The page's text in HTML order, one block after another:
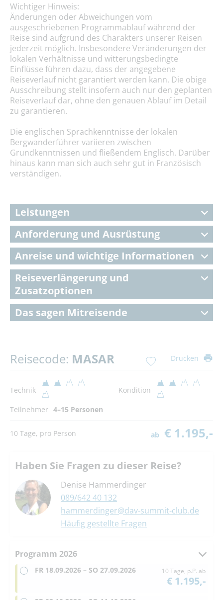
Wichtiger Hinweis:
Änderungen oder Abweichungen vom
ausgeschriebenen Programmablauf während der
Reise sind aufgrund des Charakters unserer Reisen
jederzeit möglich. Insbesondere Veränderungen der
lokalen Verhältnisse und witterungsbedingte
Einflüsse führen dazu, dass der angegebene
Reiseverlauf nicht garantiert werden kann. Die obige
Ausschreibung stellt insofern auch nur den geplanten
Reiseverlauf dar, ohne den genauen Ablauf im Detail
zu garantieren.
Die englischen Sprachkenntnisse der lokalen
Bergwanderführer variieren zwischen
Grundkenntnissen und fließendem Englisch. Darüber
hinaus kann man sich auch sehr gut in Französisch
verständigen.
Leistungen
Anforderung und Ausrüstung
Anreise und wichtige Informationen
Reiseverlängerung und
Zusatzoptionen
Das sagen Mitreisende
Reisecode: MASAR Drucken
Technik Kondition
Teilnehmer 4–15 Personen
10 Tage, pro Person ab € 1.195,-
Haben Sie Fragen zu dieser Reise?
Denise Hammerdinger
089/642 40 132
hammerdinger@dav-summit-club.de
Häufig gestellte Fragen
Programm 2026
FR 18.09.2026 – SO 27.09.2026 10 Tage, p.P. ab
€ 1.195,-